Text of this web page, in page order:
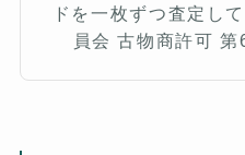
ドを一枚ずつ査定し
員会 古物商許可